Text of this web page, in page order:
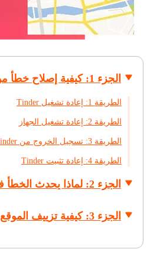
الجزء 1: كيفية إصلاح خطأ موقع تيندر
الطريقة 1: إعادة تشغيل Tinder
الطريقة 2: إعادة تشغيل الجهاز
الطريقة 3: تسجيل الخروج من Tinder
الطريقة 4: إعادة تثبيت Tinder
الجزء 2: لماذا يحدث الخطأ في موقع Tinder
الجزء 3: كيفية تزييف الموقع على Tinder